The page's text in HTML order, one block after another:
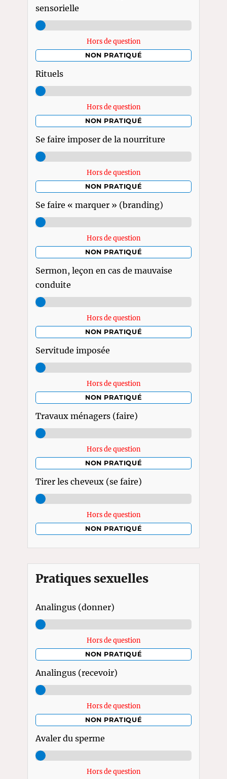
sensorielle
Hors de question
NON PRATIQUÉ
Rituels
Hors de question
NON PRATIQUÉ
Se faire imposer de la nourriture
Hors de question
NON PRATIQUÉ
Se faire « marquer » (branding)
Hors de question
NON PRATIQUÉ
Sermon, leçon en cas de mauvaise
conduite
Hors de question
NON PRATIQUÉ
Servitude imposée
Hors de question
NON PRATIQUÉ
Travaux ménagers (faire)
Hors de question
NON PRATIQUÉ
Tirer les cheveux (se faire)
Hors de question
NON PRATIQUÉ
Pratiques sexuelles
Analingus (donner)
Hors de question
NON PRATIQUÉ
Analingus (recevoir)
Hors de question
NON PRATIQUÉ
Avaler du sperme
Hors de question